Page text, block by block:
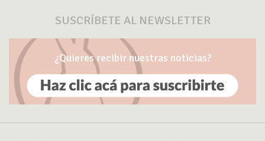
SUSCRÍBETE AL NEWSLETTER
¿Quieres recibir nuestras noticias?